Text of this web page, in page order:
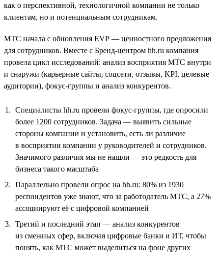
как о перспективной, технологичной компании не только
клиентам, но и потенциальным сотрудникам.
МТС начала с обновления EVP — ценностного предложения
для сотрудников. Вместе с Бренд-центром hh.ru компания
провела цикл исследований: анализ восприятия МТС внутри
и снаружи (карьерные сайты, соцсети, отзывы, KPI, целевые
аудитории), фокус-группы и анализ конкурентов.
Специалисты hh.ru провели фокус-группы, где опросили
более 1200 сотрудников. Задача — выявить сильные
стороны компании и установить, есть ли различие
в восприятии компании у руководителей и сотрудников.
Значимого различия мы не нашли — это редкость для
бизнеса такого масштаба
Параллельно провели опрос на hh.ru: 80% из 1930
респондентов уже знают, что за работодатель МТС, а 27%
ассоциируют её с цифровой компанией
Третий и последний этап — анализ конкурентов
из смежных сфер, включая цифровые банки и ИТ, чтобы
понять, как МТС может выделиться на фоне других